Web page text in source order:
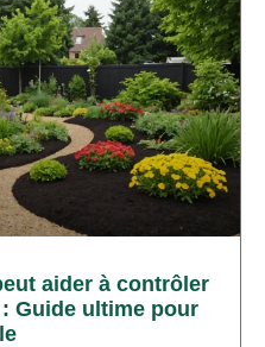
aider à contrôler
Guide ultime pour